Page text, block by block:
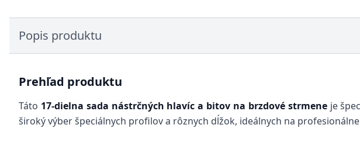
Popis produktu
Prehľad produktu
Táto 17-dielna sada nástrčných hlavíc a bitov na brzdové strmeneje
široký výber špeciálnych profilov a rôznych dĺžok, ideálnych na